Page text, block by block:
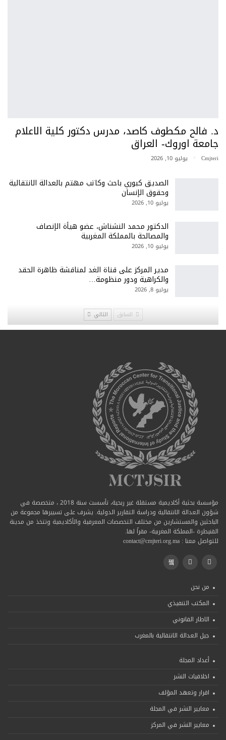
د. فالح مكطوف كاصد، مدرس دكتور كلية الاعلام
جامعة اوروك- العراق
Cmjteri يوليو 10, 2026
الصديق كبوري باحث وكاتب مهتم بالعدالة الانتقالية
وحقوق الإنسان
يوليو 10, 2026
الدكتور محمد النشناش، عضو هيأة الإنصاف
والمصالحة بالمملكة المغربية
يوليو 10, 2026
مدير المركز على قناة الغد لمناقشة ظاهرة الحقد
والكراهية ودور منظومة…
يوليو 8, 2026
السابق التالي
مؤسسة بحثية أكاديمية مستقلة غير ربحية، تأسست سنة 2018 ، متخصصة في
شؤون العدالة الانتقالية ودراسة التقارير الدولية. يشرف على تسييرها مجموعة من
الباحثين والمستشارين من مختلف التخصصات المعرفية والأكاديمية وتتخذ من مدينة
القنيطرة -المملكة المغربية- مقراً لها.
للتواصل معنا : contact@cmjteri.org.ma
من نحن
المكتب التنفيذي
الاطار القانوني
جيل العدالة الانتقالية بالمغرب
أعداد المجلة
اخلاقيات النشر
اقرار وتعهد المؤلف
معايير النشر في المجلة
معايير النشر في المركز